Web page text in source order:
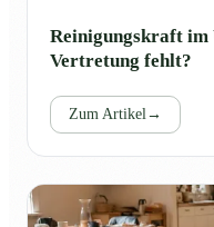
Reinigungskraft im
Vertretung fehlt?
Zum Artikel→